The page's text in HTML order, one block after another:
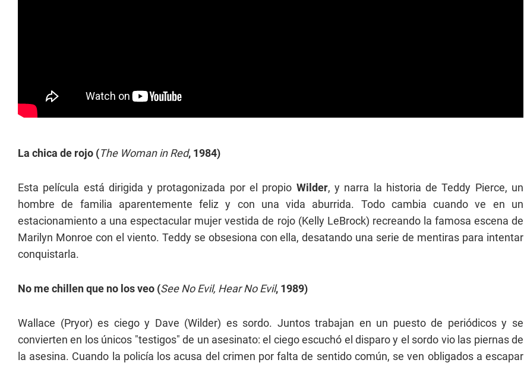
La chica de rojo (The Woman in Red, 1984)
Esta película está dirigida y protagonizada por el propio Wilder, y narra la historia de Teddy Pierce, un
hombre de familia aparentemente feliz y con una vida aburrida. Todo cambia cuando ve en un
estacionamiento a una espectacular mujer vestida de rojo (Kelly LeBrock) recreando la famosa escena de
Marilyn Monroe con el viento. Teddy se obsesiona con ella, desatando una serie de mentiras para intentar
conquistarla.
No me chillen que no los veo (See No Evil, Hear No Evil, 1989)
Wallace (Pryor) es ciego y Dave (Wilder) es sordo. Juntos trabajan en un puesto de periódicos y se
convierten en los únicos "testigos" de un asesinato: el ciego escuchó el disparo y el sordo vio las piernas de
la asesina. Cuando la policía los acusa del crimen por falta de sentido común, se ven obligados a escapar